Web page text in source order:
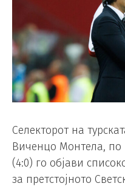
Селекторот на
Виченцо Монтела, по
(4:0) го објави
за претстојното